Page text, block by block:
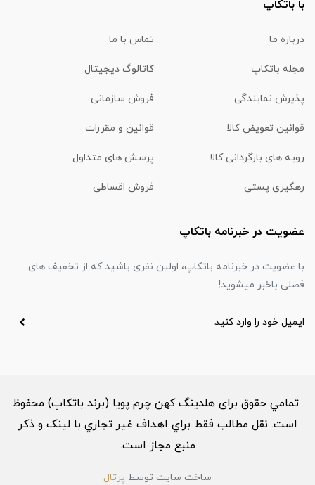
با باتکاپ
درباره ما تماس با ما
مجله باتکاپ کاتالوگ دیجیتال
پذیرش نمایندگی فروش سازمانی
قوانین تعویض کالا قوانین و مقررات
رویه های بازگردانی کالا پرسش های متداول
رهگیری پستی فروش اقساطی
عضویت در خبرنامه باتکاپ
با عضویت در خبرنامه باتکاپ، اولین نفری باشید که از تخفیف های
فصلی باخبر میشوید!
تمامي حقوق برای هلدینگ کهن چرم پویا (برند باتکاپ) محفوظ
است. نقل مطالب فقط براي اهداف غير تجاري با لینک و ذکر
منبع مجاز است.
ساخت سایت توسط پرتال